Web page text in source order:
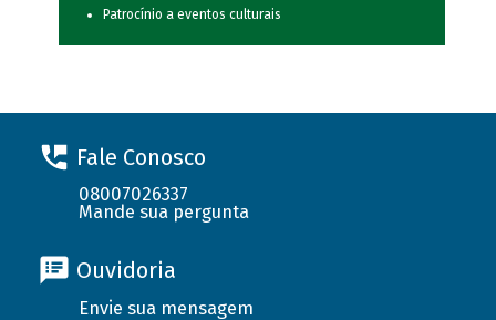
Patrocínio a eventos culturais
Fale Conosco
08007026337
Mande sua pergunta
Ouvidoria
Envie sua mensagem